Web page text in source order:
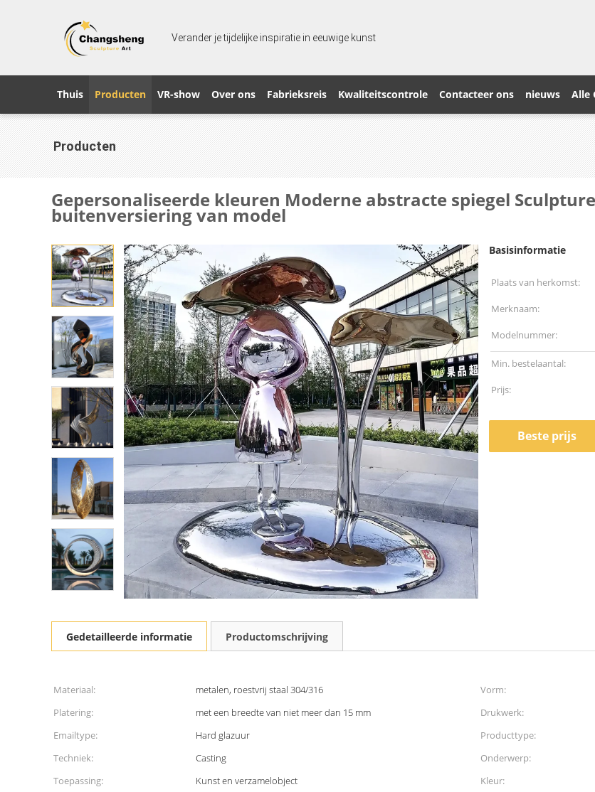
Verander je tijdelijke inspiratie in eeuwige kunst
Thuis Producten VR-show Over ons Fabrieksreis Kwaliteitscontrole Contacteer ons nieuws Alle
Producten
Gepersonaliseerde kleuren Moderne abstracte spiegel
buitenversiering van model
Basisinformatie
Plaats van herkomst:
Merknaam:
Modelnummer:
Min. bestelaantal:
Prijs:
Beste prijs
Gedetailleerde informatie Productomschrijving
Materiaal: metalen, roestvrij staal 304/316 Vorm:
Platering:
met een breedte van niet meer dan 15 mm Drukwerk:
Emailtype:
Hard glazuur Producttype:
Techniek:
Casting Onderwerp:
Toepassing:
Kunst en verzamelobject Kleur: